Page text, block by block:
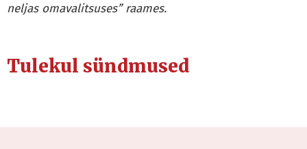
neljas omavalitsuses”raames.
Tulekul sündmused